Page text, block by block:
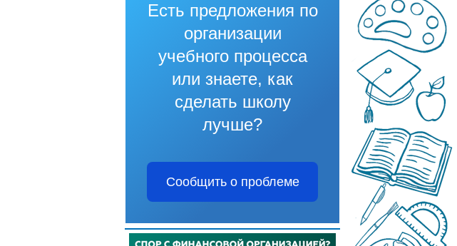
Есть предложения по
организации
учебного процесса
или знаете, как
сделать школу
лучше?
Сообщить о проблеме